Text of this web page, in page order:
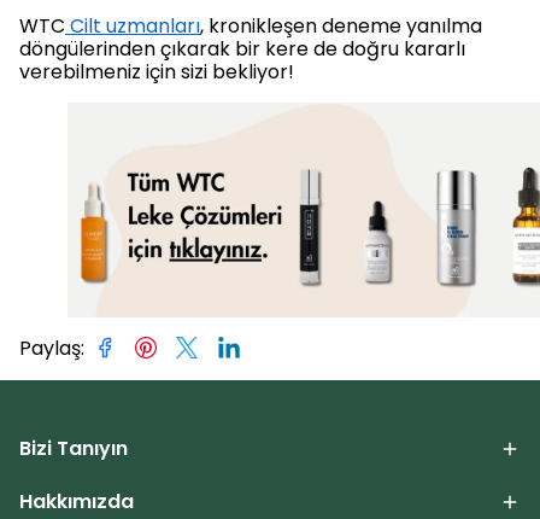
WTC Cilt uzmanları, kronikleşen deneme yanılma
döngülerinden çıkarak bir kere de doğru kararlı
verebilmeniz için sizi bekliyor!
Paylaş:
Bizi Tanıyın
Hakkımızda